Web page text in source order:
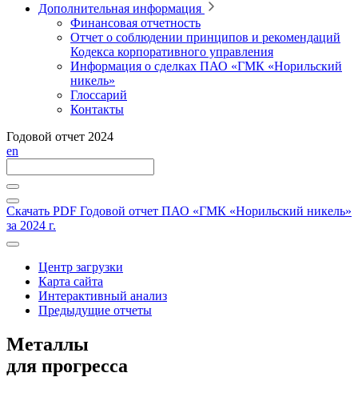
Дополнительная информация
Финансовая отчетность
Отчет о соблюдении принципов и рекомендаций
Кодекса корпоративного управления
Информация о сделках ПАО «ГМК «Норильский
никель»
Глоссарий
Контакты
Годовой отчет 2024
en
Скачать PDF Годовой отчет ПАО «ГМК «Норильский никель»
за 2024 г.
Центр загрузки
Карта сайта
Интерактивный анализ
Предыдущие отчеты
Металлы
для прогресса